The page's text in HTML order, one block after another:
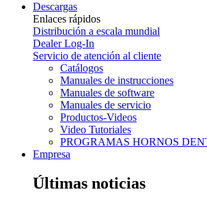
Descargas
Enlaces rápidos
Distribución a escala mundial
Dealer Log-In
Servicio de atención al cliente
Catálogos
Manuales de instrucciones
Manuales de software
Manuales de servicio
Productos-Videos
Video Tutoriales
PROGRAMAS HORNOS
Empresa
Últimas noticias